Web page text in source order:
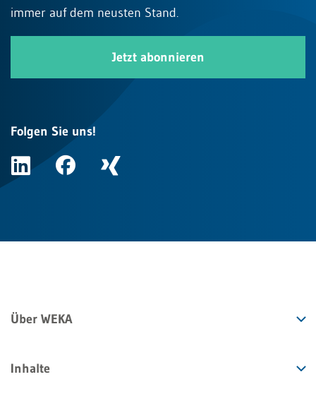
immer auf dem neusten Stand.
Jetzt abonnieren
Folgen Sie uns!
Über WEKA
Inhalte